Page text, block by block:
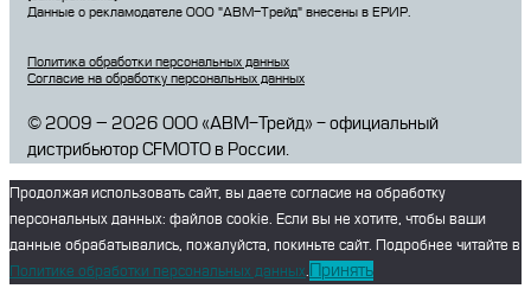
Данные о рекламодателе 000 "АВМ-Трейд" внесены в ЕРИР.
Политика обработки персональных данных
Согласие на обработку персональных данных
© 2009 – 2026 ООО «АВМ-Трейд» - официальный
дистрибьютор CFMOTO в России.
Продолжая использовать сайт, вы даете согласие на обработку
персональных данных: файлов cookie. Если вы не хотите, чтобы ваши
данные обрабатывались, пожалуйста, покиньте сайт. Подробнее читайте в
Политике обработки персональных данных. Принять